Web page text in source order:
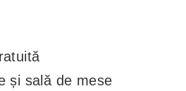
și sală de mese